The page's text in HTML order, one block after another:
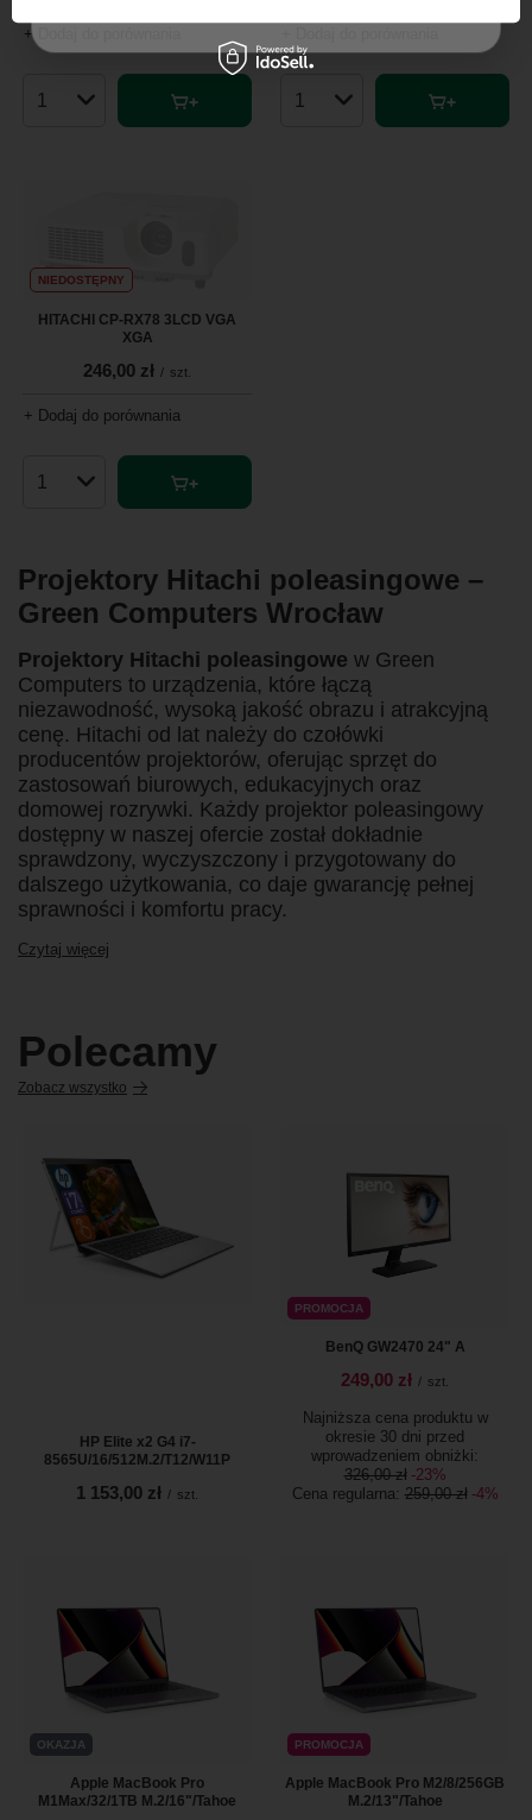
+ Dodaj do porównania
Ilość produktów Ilość produktów
NIEDOSTĘPNY
HITACHI CP-RX78 3LCD VGA
XGA
246,00 zł / szt.
+ Dodaj do porównania
Ilość produktów
Projektory Hitachi poleasingowe –
Green Computers Wrocław
Projektory Hitachi poleasingowe w Green
Computers to urządzenia, które łączą
niezawodność, wysoką jakość obrazu i atrakcyjną
cenę. Hitachi od lat należy do czołówki
producentów projektorów, oferując sprzęt do
zastosowań biurowych, edukacyjnych oraz
domowej rozrywki. Każdy projektor poleasingowy
dostępny w naszej ofercie został dokładnie
sprawdzony, wyczyszczony i przygotowany do
dalszego użytkowania, co daje gwarancję pełnej
sprawności i komfortu pracy.
Czytaj więcej
Polecamy
Zobacz wszystko
HP Elite x2 G4 i7-
8565U/16/512M.2/T12/W11P
1 153,00 zł / szt.
PROMOCJA
BenQ GW2470 24" A
249,00 zł / szt.
Najniższa cena produktu w
okresie 30 dni przed
wprowadzeniem obniżki:
326,00 zł -23%
Cena regularna: 259,00 zł -4%
OKAZJA
Apple MacBook Pro
M1Max/32/1TB M.2/16"/Tahoe
PROMOCJA
Apple MacBook Pro M2/8/256GB
M.2/13"/Tahoe